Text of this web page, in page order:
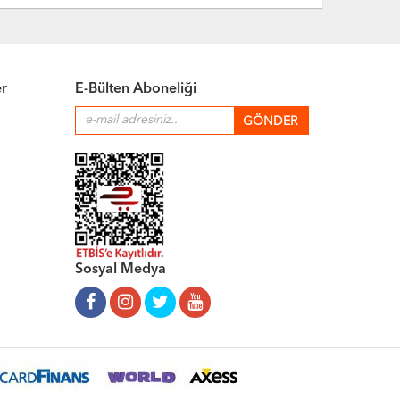
E-Bülten Aboneliği
Sosyal Medya